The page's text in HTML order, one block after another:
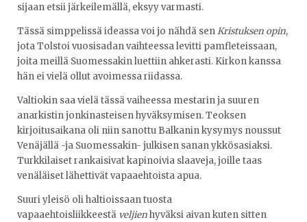
sijaan etsii järkeilemällä, eksyy varmasti.
Tässä simppelissä ideassa voi jo nähdä senKristuksen opin,
jota Tolstoi vuosisadan vaihteessa levitti pamfleteissaan,
joita meillä Suomessakin luettiin ahkerasti. Kirkon kanssa
hän ei vielä ollut avoimessa riidassa.
Valtiokin saa vielä tässä vaiheessa mestarin ja suuren
anarkistin jonkinasteisen hyväksymisen. Teoksen
kirjoitusaikana oli niin sanottu Balkanin kysymys noussut
Venäjällä -ja Suomessakin- julkisen sanan ykkösasiaksi.
Turkkilaiset rankaisivat kapinoivia slaaveja, joille taas
venäläiset lähettivät vapaaehtoista apua.
Suuri yleisö oli haltioissaan tuosta
vapaaehtoisliikkeestä veljienhyväksi aivan kuten sitten